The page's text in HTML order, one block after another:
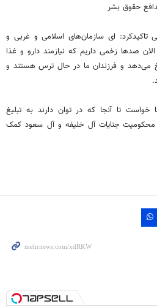
حقوق بشر
تاکیدکرد:‌ ای سازمان‌های اسلامی و غربی و
صد‌ها زخمی داریم که نیازمند دارو و غذا
می‌دهد و فرزندان ما در حال ترس هستند و
تا آنجا که در توان دارند به تبلیغ
جنایات آل خلیفه و آل سعود کمک